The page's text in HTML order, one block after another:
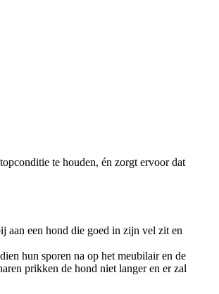
te houden, én zorgt ervoor dat
aan een hond die goed in zijn vel zit en
hun sporen na op het meubilair en de
prikken de hond niet langer en er zal